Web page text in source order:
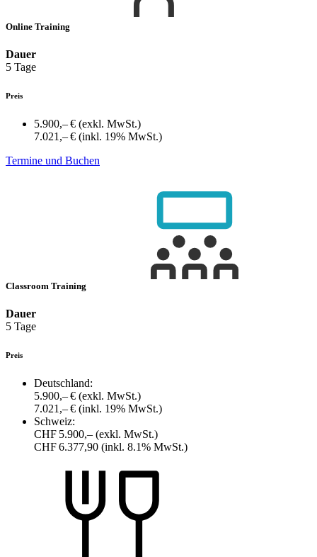
Online Training
Dauer
5 Tage
Preis
5.900,– € (exkl. MwSt.)
7.021,– € (inkl. 19% MwSt.)
Termine und Buchen
Classroom Training
Dauer
5 Tage
Preis
Deutschland:
5.900,– € (exkl. MwSt.)
7.021,– € (inkl. 19% MwSt.)
Schweiz:
CHF 5.900,– (exkl. MwSt.)
CHF 6.377,90 (inkl. 8.1% MwSt.)